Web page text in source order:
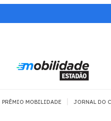
PRÊMIO MOBILIDADE JORNAL DO